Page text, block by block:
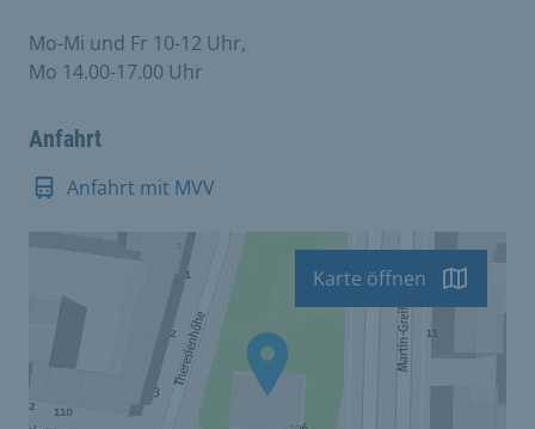
Mo-Mi und Fr 10-12 Uhr,
Mo 14.00-17.00 Uhr
Anfahrt
Anfahrt mit MVV
Karte öffnen